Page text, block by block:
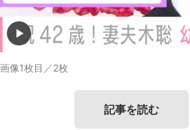
画像1枚目／2枚
記事を読む